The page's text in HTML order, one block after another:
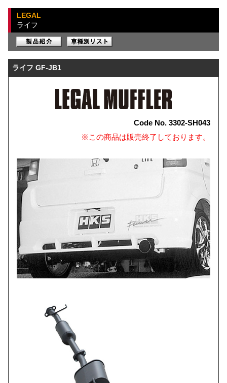
LEGAL
ライフ
ライフ GF-JB1
Code No. 3302-SH043
※この商品は販売終了しております。